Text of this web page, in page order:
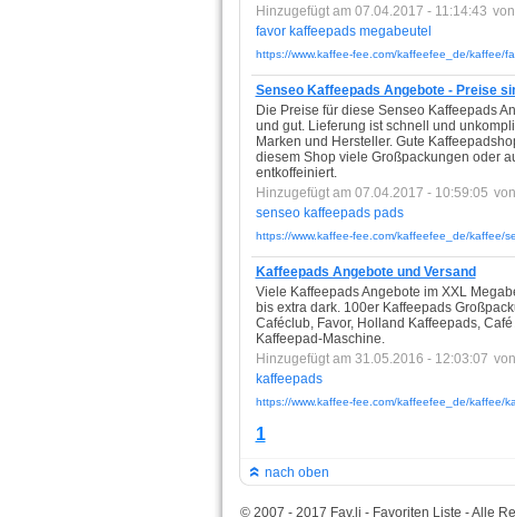
Hinzugefügt am 07.04.2017 - 11:14:43 von
favor kaffeepads megabeutel
https://www.kaffee-fee.com/kaffeefee_de/kaffee/
Senseo Kaffeepads Angebote - Preise
Die Preise für diese Senseo Kaffeepads
und gut. Lieferung ist schnell und
Marken und Hersteller. Gute
diesem Shop viele Großpackungen oder
entkoffeiniert.
Hinzugefügt am 07.04.2017 - 10:59:05 von
senseo kaffeepads pads
https://www.kaffee-fee.com/kaffeefee_de/kaffee/
Kaffeepads Angebote und Versand
Viele Kaffeepads Angebote im XXL
bis extra dark. 100er Kaffeepads
Caféclub, Favor, Holland Kaffeepads,
Kaffeepad-Maschine.
Hinzugefügt am 31.05.2016 - 12:03:07 von
kaffeepads
https://www.kaffee-fee.com/kaffeefee_de/kaffee/
1
nach oben
© 2007 - 2017 Fav.li - Favoriten Liste - Alle